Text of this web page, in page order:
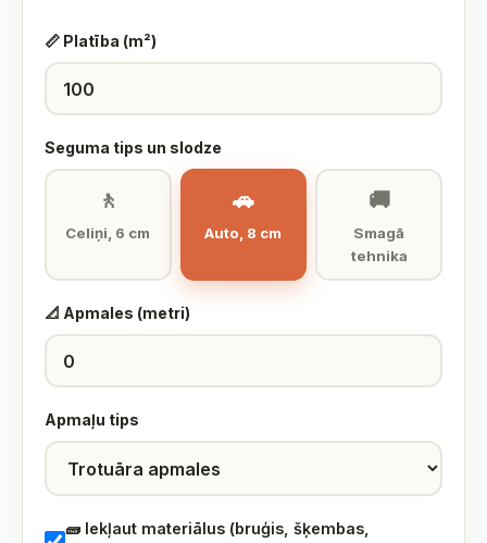
📏 Platība (m²)
Seguma tips un slodze
🚶
Celiņi, 6 cm
🚗
Auto, 8 cm
🚚
Smagā
tehnika
📐 Apmales (metri)
Apmaļu tips
🧱 Iekļaut materiālus (bruģis, šķembas,